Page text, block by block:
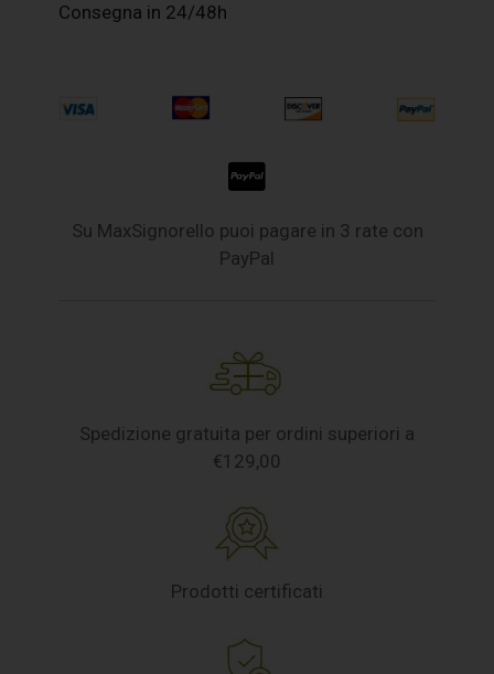
Consegna in 24/48h
Su MaxSignorello puoi pagare in 3 rate con
PayPal
Spedizione gratuita per ordini superiori a
€129,00
Prodotti certificati